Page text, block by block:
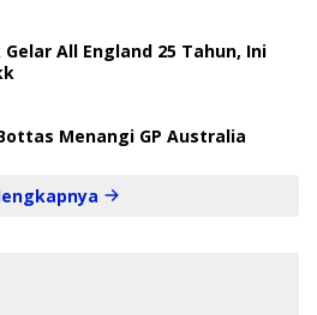
All England 25 Tahun, Ini
Menangi GP Australia